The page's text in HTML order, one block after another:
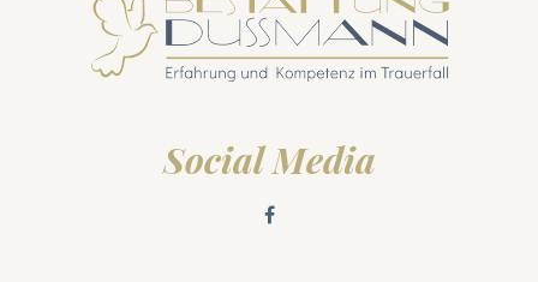
Social Media